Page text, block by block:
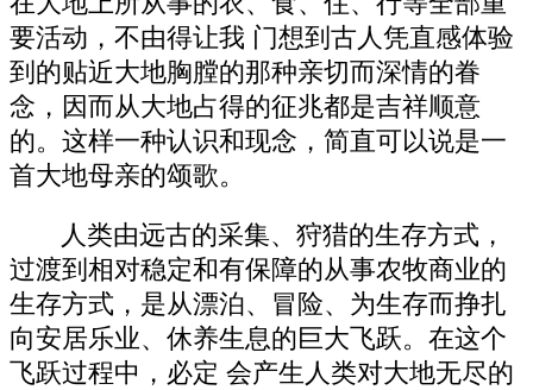
要活动，不由得让我 门想到古人凭直感体验
到的贴近大地胸膛的那种亲切而深情的眷
念，因而从大地占得的征兆都是吉祥顺意
的。这样一种认识和现念，简直可以说是一
首大地母亲的颂歌。
人类由远古的采集、狩猎的生存方式，
过渡到相对稳定和有保障的从事农牧商业的
生存方式，是从漂泊、冒险、为生存而挣扎
向安居乐业、休养生息的巨大飞跃。在这个
飞跃过程中，必定 会产生人类对大地无尽的